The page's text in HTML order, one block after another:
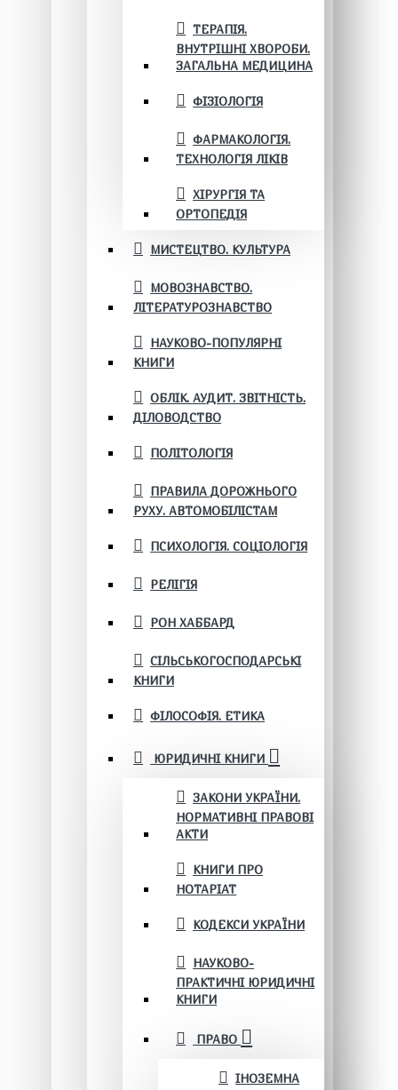
ТЕРАПІЯ.
ВНУТРІШНІ ХВОРОБИ.
ЗАГАЛЬНА МЕДИЦИНА
ФІЗІОЛОГІЯ
ФАРМАКОЛОГІЯ.
ТЕХНОЛОГІЯ ЛІКІВ
ХІРУРГІЯ ТА
ОРТОПЕДІЯ
МИСТЕЦТВО. КУЛЬТУРА
МОВОЗНАВСТВО.
ЛІТЕРАТУРОЗНАВСТВО
НАУКОВО-ПОПУЛЯРНІ
КНИГИ
ОБЛІК. АУДИТ. ЗВІТНІСТЬ.
ДІЛОВОДСТВО
ПОЛІТОЛОГІЯ
ПРАВИЛА ДОРОЖНЬОГО
РУХУ. АВТОМОБІЛІСТАМ
ПСИХОЛОГІЯ. СОЦІОЛОГІЯ
РЕЛІГІЯ
РОН ХАББАРД
СІЛЬСЬКОГОСПОДАРСЬКІ
КНИГИ
ФІЛОСОФІЯ. ЕТИКА
ЮРИДИЧНІ КНИГИ
ЗАКОНИ УКРАЇНИ.
НОРМАТИВНІ ПРАВОВІ
АКТИ
КНИГИ ПРО
НОТАРІАТ
КОДЕКСИ УКРАЇНИ
НАУКОВО-
ПРАКТИЧНІ ЮРИДИЧНІ
КНИГИ
ПРАВО
ІНОЗЕМНА